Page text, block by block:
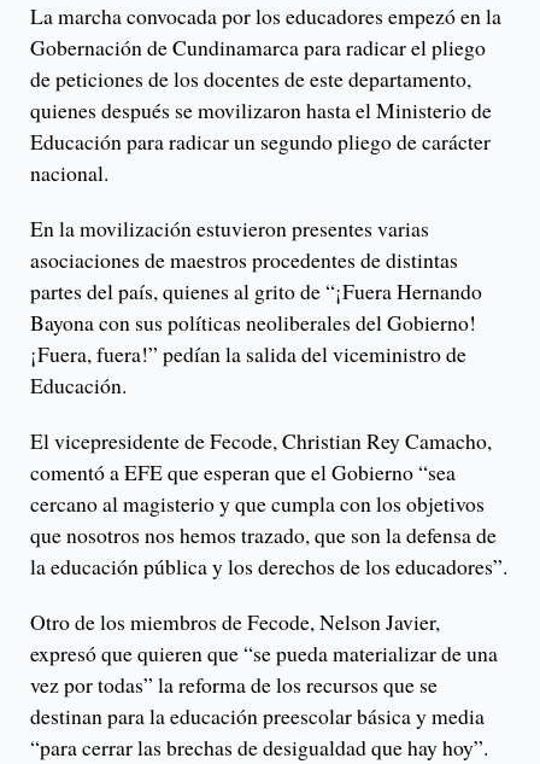
La marcha convocada por los educadores empezó en la
Gobernación de Cundinamarca para radicar el pliego
de peticiones de los docentes de este departamento,
quienes después se movilizaron hasta el Ministerio de
Educación para radicar un segundo pliego de carácter
nacional.
En la movilización estuvieron presentes varias
asociaciones de maestros procedentes de distintas
partes del país, quienes al grito de “¡Fuera Hernando
Bayona con sus políticas neoliberales del Gobierno!
¡Fuera, fuera!” pedían la salida del viceministro de
Educación.
El vicepresidente de Fecode, Christian Rey Camacho,
comentó a EFE que esperan que el Gobierno “sea
cercano al magisterio y que cumpla con los objetivos
que nosotros nos hemos trazado, que son la defensa de
la educación pública y los derechos de los educadores”.
Otro de los miembros de Fecode, Nelson Javier,
expresó que quieren que “se pueda materializar de una
vez por todas” la reforma de los recursos que se
destinan para la educación preescolar básica y media
“para cerrar las brechas de desigualdad que hay hoy”.